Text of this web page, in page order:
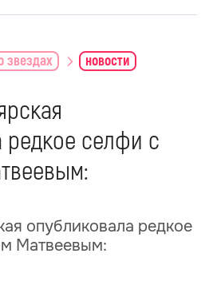
звездах новости
редкое селфи с
опубликовала редкое
Матвеевым: